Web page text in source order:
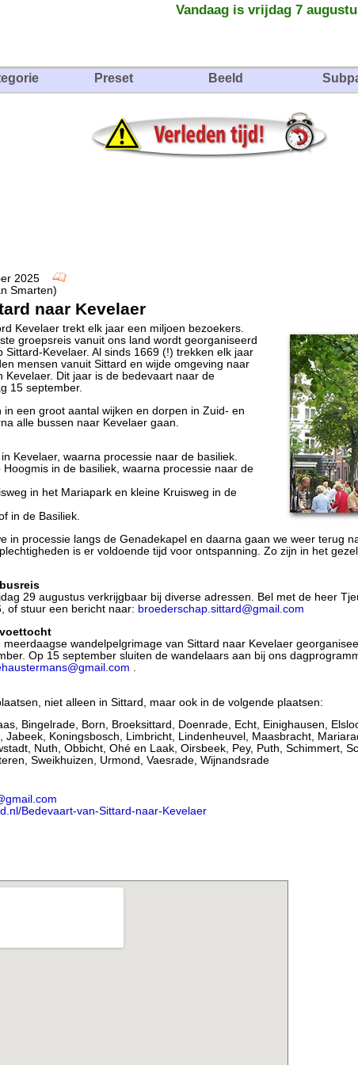
Vandaag is vrijdag 7
Preset Beeld
2025
Smarten)
naar Kevelaer
Kevelaer trekt elk jaar een miljoen bezoekers.
groepsreis vanuit ons land wordt georganiseerd
Sittard-Kevelaer. Al sinds 1669 (!) trekken elk jaar
mensen vanuit Sittard en wijde omgeving naar
Kevelaer. Dit jaar is de bedevaart naar de
15 september.
in een groot aantal wijken en dorpen in Zuid- en
alle bussen naar Kevelaer gaan.
Kevelaer, waarna processie naar de basiliek.
Hoogmis in de basiliek, waarna processie naar de
in het Mariapark en kleine Kruisweg in de
in de Basiliek.
in processie langs de Genadekapel en daarna gaan we weer terug
is er voldoende tijd voor ontspanning. Zo zijn in het
29 augustus verkrijgbaar bij diverse adressen. Bel met de heer
of stuur een bericht naar: broederschap.sittard@gmail.com
meerdaagse wandelpelgrimage van Sittard naar Kevelaer
Op 15 september sluiten de wandelaars aan bij ons
niet alleen in Sittard, maar ook in de volgende plaatsen:
Bingelrade, Born, Broeksittard, Doenrade, Echt, Einighausen,
Jabeek, Koningsbosch, Limbricht, Lindenheuvel, Maasbracht,
Nuth, Obbicht, Ohé en Laak, Oirsbeek, Pey, Puth, Schimmert,
Sweikhuizen, Urmond, Vaesrade, Wijnandsrade
Bedevaart-van-Sittard-naar-Kevelaer